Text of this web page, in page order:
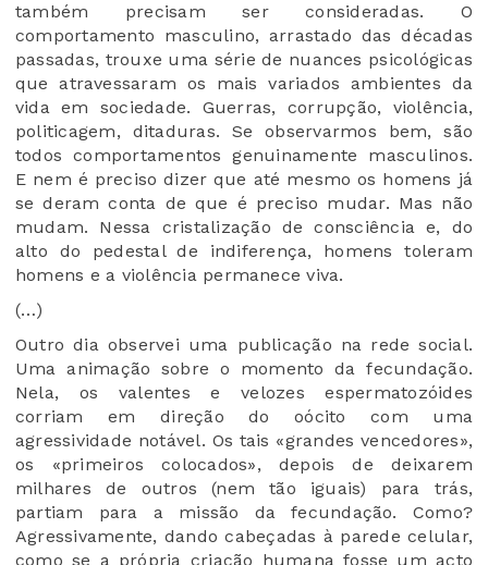
também precisam ser consideradas. O
comportamento masculino, arrastado das décadas
passadas, trouxe uma série de nuances psicológicas
que atravessaram os mais variados ambientes da
vida em sociedade. Guerras, corrupção, violência,
politicagem, ditaduras. Se observarmos bem, são
todos comportamentos genuinamente masculinos.
E nem é preciso dizer que até mesmo os homens já
se deram conta de que é preciso mudar. Mas não
mudam. Nessa cristalização de consciência e, do
alto do pedestal de indiferença, homens toleram
homens e a violência permanece viva.
(…)
Outro dia observei uma publicação na rede social.
Uma animação sobre o momento da fecundação.
Nela, os valentes e velozes espermatozóides
corriam em direção do oócito com uma
agressividade notável. Os tais «grandes vencedores»,
os «primeiros colocados», depois de deixarem
milhares de outros (nem tão iguais) para trás,
partiam para a missão da fecundação. Como?
Agressivamente, dando cabeçadas à parede celular,
como se a própria criação humana fosse um acto